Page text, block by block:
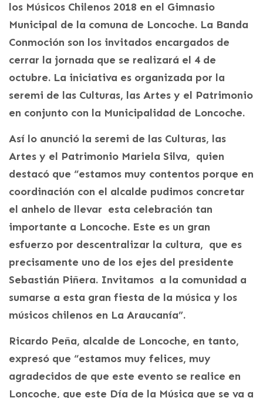
los Músicos Chilenos 2018 en el Gimnasio
Municipal de la comuna de Loncoche. La Banda
Conmoción son los invitados encargados de
cerrar la jornada que se realizará el 4 de
octubre. La iniciativa es organizada por la
seremi de las Culturas, las Artes y el Patrimonio
en conjunto con la Municipalidad de Loncoche.
Así lo anunció la seremi de las Culturas, las
Artes y el Patrimonio Mariela Silva, quien
destacó que “estamos muy contentos porque en
coordinación con el alcalde pudimos concretar
el anhelo de llevar esta celebración tan
importante a Loncoche. Este es un gran
esfuerzo por descentralizar la cultura, que es
precisamente uno de los ejes del presidente
Sebastián Piñera. Invitamos a la comunidad a
sumarse a esta gran fiesta de la música y los
músicos chilenos en La Araucanía”.
Ricardo Peña, alcalde de Loncoche, en tanto,
expresó que “estamos muy felices, muy
agradecidos de que este evento se realice en
Loncoche, que este Día de la Música que se va a